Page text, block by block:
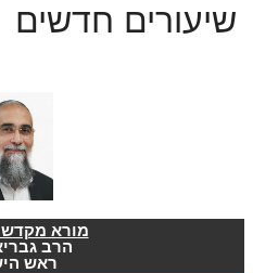
שיעורים חדשים
מורא מקדש
הרב
ראש